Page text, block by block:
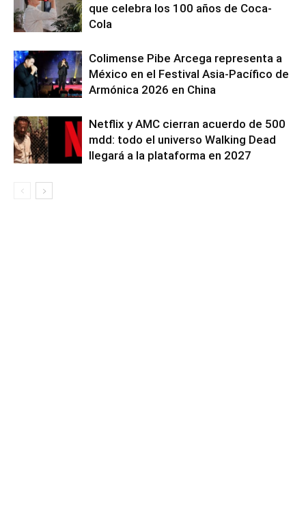
que celebra los 100 años de Coca-
Cola
Colimense Pibe Arcega representa a
México en el Festival Asia-Pacífico de
Armónica 2026 en China
Netflix y AMC cierran acuerdo de 500
mdd: todo el universo Walking Dead
llegará a la plataforma en 2027